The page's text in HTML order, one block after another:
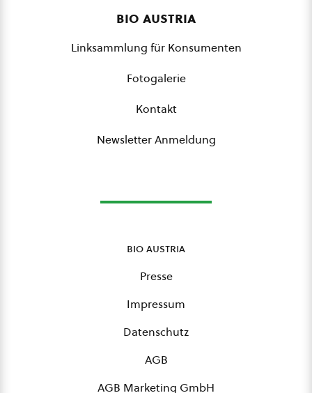
bio austria
Linksammlung für Konsumenten
Fotogalerie
Kontakt
Newsletter Anmeldung
bio austria
Presse
Impressum
Datenschutz
AGB
AGB Marketing GmbH